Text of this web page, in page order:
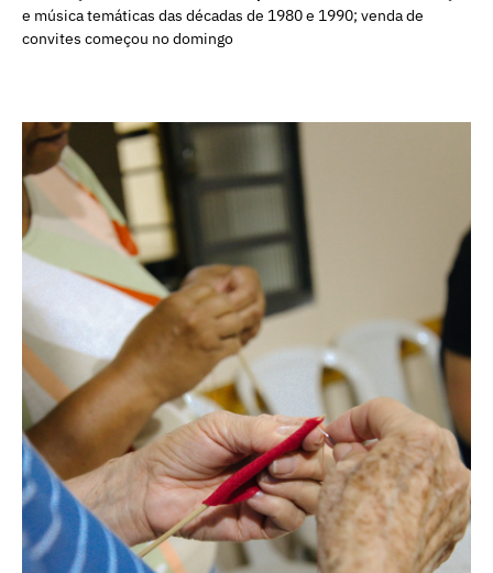
e música temáticas das décadas de 1980 e 1990; venda de
convites começou no domingo